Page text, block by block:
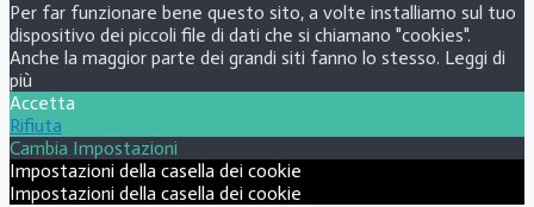
Per far funzionare bene questo sito, a volte installiamo sul tuo
dispositivo dei piccoli file di dati che si chiamano "cookies".
Anche la maggior parte dei grandi siti fanno lo stesso. Leggi di
più
Accetta
Rifiuta
Cambia Impostazioni
Impostazioni della casella dei cookie
Impostazioni della casella dei cookie